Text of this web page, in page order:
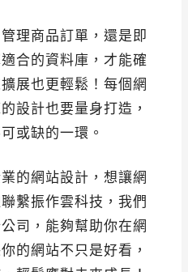
理商品訂單，還是即
合的資料庫，才能確
展也更輕鬆！每個網
設計也要量身打造，
或缺的一環。
的網站設計，想讓網
繫振作雲科技，我們
司，能夠幫助你在網
的網站不只是好看，